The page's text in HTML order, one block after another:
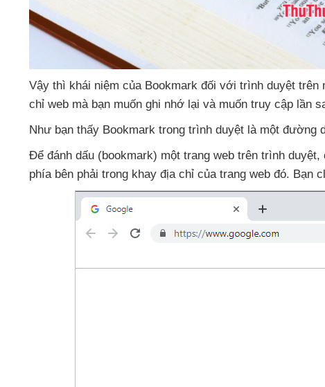
Vậy thì khái niệm của Bookmark đối với trình duyệt trên
chỉ web mà bạn muốn ghi nhớ lại và muốn truy cập lần
Như bạn thấy Bookmark trong trình duyệt là một đường
Để đánh dấu (bookmark) một trang web trên trình duyệt,
phía bên phải trong khay địa chỉ của trang web đó. Bạn